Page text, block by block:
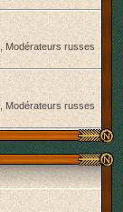
Modérateurs russes
, Modérateurs russes